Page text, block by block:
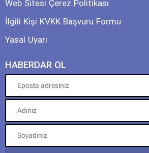
Web Sitesi Çerez Politikası
İlgili Kişi KVKK Başvuru Formu
Yasal Uyarı
HABERDAR OL